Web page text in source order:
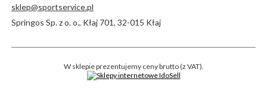
sklep@sportservice.pl
Springos Sp. z o. o., Kłaj 701,32-015 Kłaj
W sklepie prezentujemy ceny brutto (z VAT).